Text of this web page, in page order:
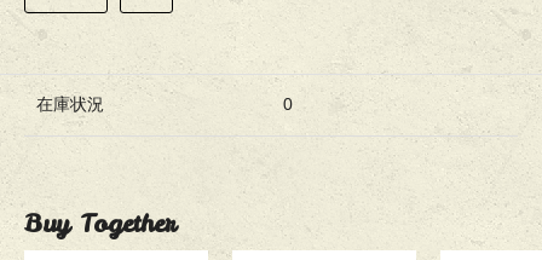
在庫状況 0
Buy Together